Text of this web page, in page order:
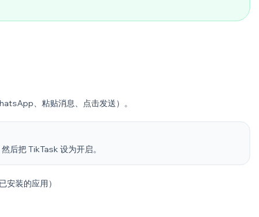
、粘贴消息、点击发送）。
后把 TikTask 设为开启。
装的应用）